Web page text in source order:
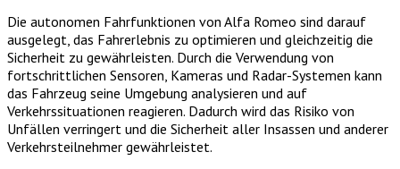
Die autonomen Fahrfunktionen von Alfa Romeo sind darauf
ausgelegt, das Fahrerlebnis zu optimieren und gleichzeitig die
Sicherheit zu gewährleisten. Durch die Verwendung von
fortschrittlichen Sensoren, Kameras und Radar-Systemen kann
das Fahrzeug seine Umgebung analysieren und auf
Verkehrssituationen reagieren. Dadurch wird das Risiko von
Unfällen verringert und die Sicherheit aller Insassen und anderer
Verkehrsteilnehmer gewährleistet.